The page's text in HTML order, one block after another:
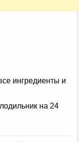
ингредиенты и
на 24